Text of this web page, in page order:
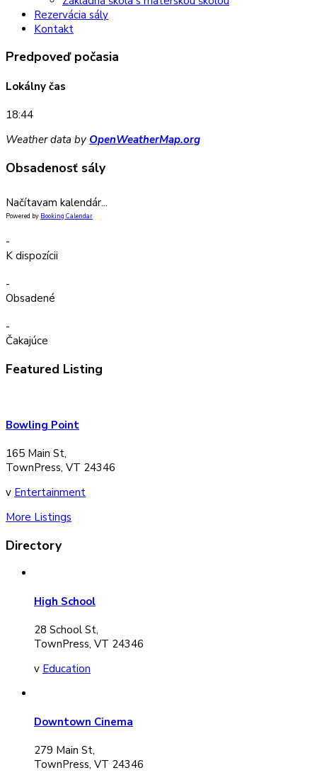
Rezervácia sály
Kontakt
Predpoveď počasia
Lokálny čas
18:44
Weather data by OpenWeatherMap.org
Obsadenosť sály
Načítavam kalendár...
Powered by Booking Calendar
-
K dispozícii
-
Obsadené
-
Čakajúce
Featured Listing
Bowling Point
165 Main St,
TownPress, VT 24346
v Entertainment
More Listings
Directory
High School
28 School St,
TownPress, VT 24346
v Education
Downtown Cinema
279 Main St,
TownPress, VT 24346